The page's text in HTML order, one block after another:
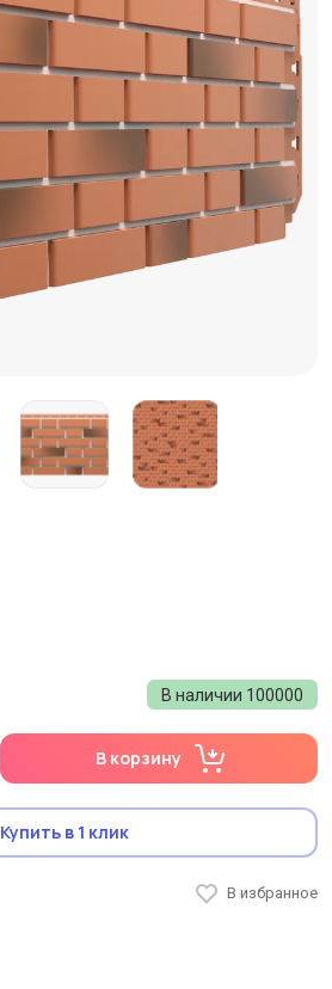
В наличии 100000
В корзину
Купить в 1 клик
В избранное